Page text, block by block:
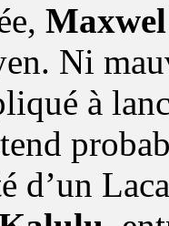
Ni
à
d’un